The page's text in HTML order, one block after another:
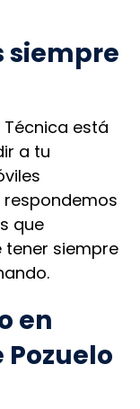
siempre
Técnica está
a tu
que
siempre
en